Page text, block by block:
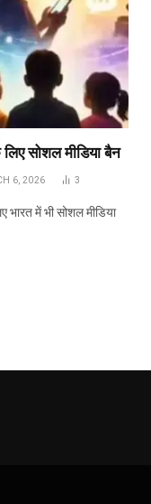
सोशल मीडिया बैन
6, 2026 3
भारत में भी सोशल मीडिया